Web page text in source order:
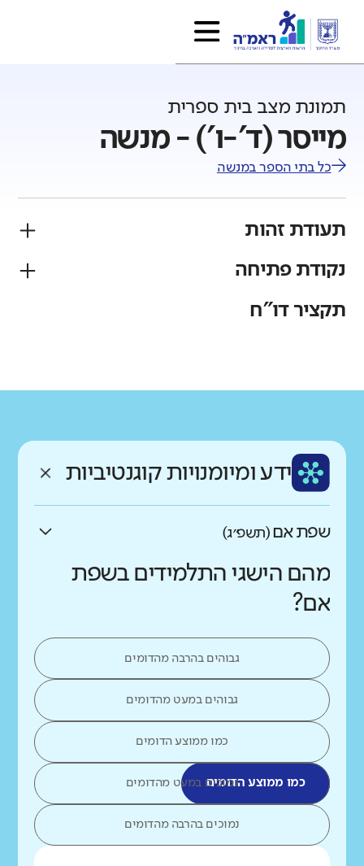
תמונת מצב בית ספרית
מייסר (ד'-ו') - מנשה
כל בתי הספר במנשה
תעודת זהות
פיקוח
נקודת פתיחה
רקע חברתי כלכלי
ממוצע תלמידים בכיתה
גבוה נמוך
תקציר דו"ח
ידע ומיומנויות קוגנטיביות
שפת אם(תשפ״ג)
מהם הישגי התלמידים בשפת
אם?
גבוהים בהרבה מהדומים
גבוהים במעט מהדומים
כמו ממוצע הדומים
כמו ממוצע הדומיםנמוכים במעט מהדומים
נמוכים בהרבה מהדומים